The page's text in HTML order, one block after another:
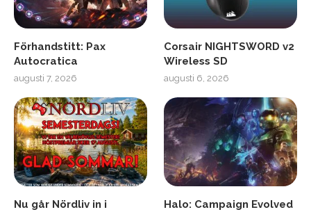
Förhandstitt: Pax
Autocratica
augusti 7, 2026
Corsair NIGHTSWORD v2
Wireless SD
augusti 6, 2026
Nu går Nördliv in i
Halo: Campaign Evolved